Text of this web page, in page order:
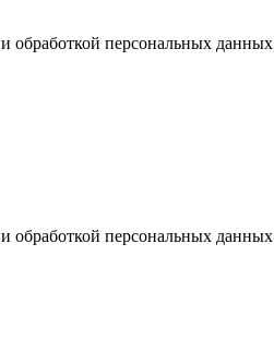
и обработкой персональных данных
и обработкой персональных данных